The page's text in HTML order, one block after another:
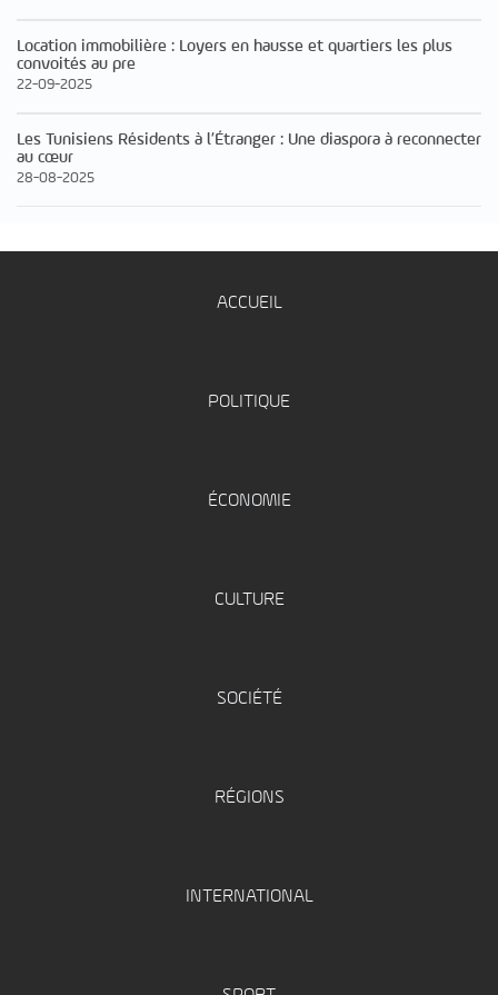
Location immobilière : Loyers en hausse et quartiers les plus
convoités au pre
22-09-2025
Les Tunisiens Résidents à l’Étranger : Une diaspora à reconnecter
au cœur
28-08-2025
ACCUEIL
POLITIQUE
ÉCONOMIE
CULTURE
SOCIÉTÉ
RÉGIONS
INTERNATIONAL